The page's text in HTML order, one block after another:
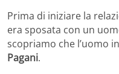
Prima di iniziare la
era sposata con un
scopriamo che l’uomo
Pagani.